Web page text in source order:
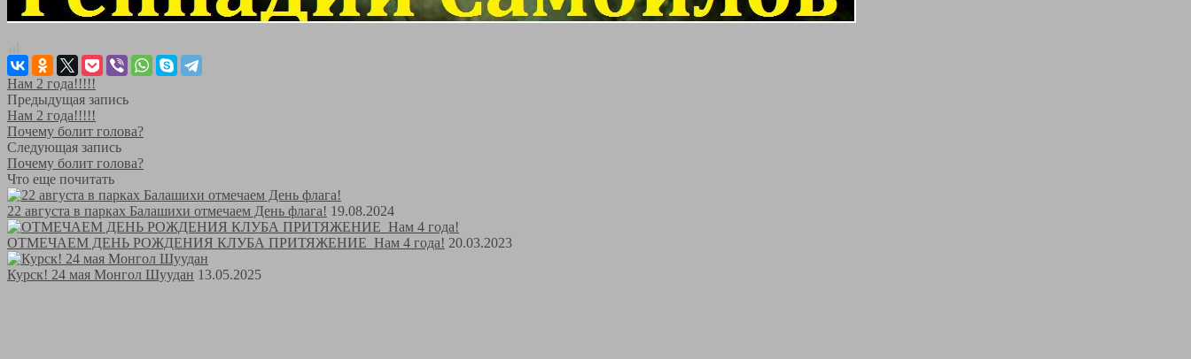
Нам 2 года!!!!!
Предыдущая запись
Нам 2 года!!!!!
Почему болит голова?
Следующая запись
Почему болит голова?
Что еще почитать
22 августа в парках Балашихи отмечаем День флага! 19.08.2024
ОТМЕЧАЕМ ДЕНЬ РОЖДЕНИЯ КЛУБА ПРИТЯЖЕНИЕ Нам 4 года! 20.03.2023
Курск! 24 мая Монгол Шуудан 13.05.2025